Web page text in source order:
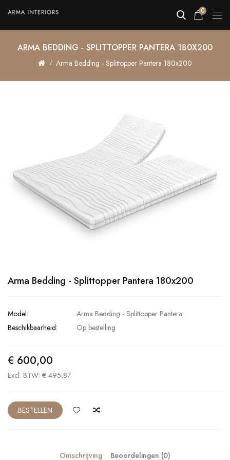
0
ARMA BEDDING - SPLITTOPPER PANTERA 180X200
Arma Bedding - Splittopper Pantera 180x200
Arma Bedding - Splittopper Pantera 180x200
Model:
Arma Bedding - Splittopper Pantera
Beschikbaarheid:
Op bestelling
€ 600,00
Excl. BTW: € 495,87
BESTELLEN
Omschrijving Beoordelingen (0)